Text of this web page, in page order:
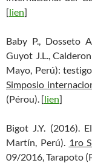
[lien]
Baby P., Dosseto
Guyot J.L.,
Mayo, Perú):
Simposio
(Pérou). [lien]
Bigot J.Y. (2016).
Martín, Perú). 1ro
09/2016, Tarapoto